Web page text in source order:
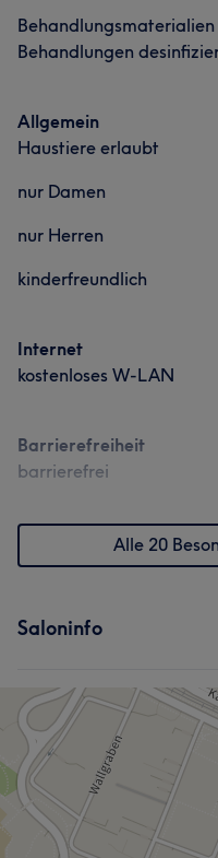
Behandlungen
Allgemein
Haustiere erlaubt
nur Damen
nur Herren
kinderfreundlich
Internet
kostenloses W-LAN
Barrierefreiheit
barrierefrei
Alle 20
Saloninfo